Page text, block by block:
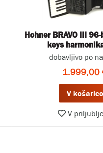
Hohner BRAVO III
keys
dobavljivo po
1.999,00
V košarico
V